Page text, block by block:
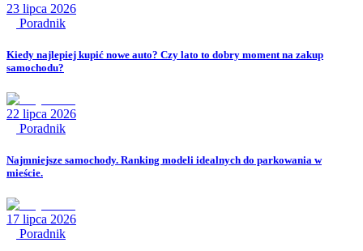
23 lipca 2026
Poradnik
Kiedy najlepiej kupić nowe auto? Czy lato to dobry moment na zakup
samochodu?
22 lipca 2026
Poradnik
Najmniejsze samochody. Ranking modeli idealnych do parkowania w
mieście.
17 lipca 2026
Poradnik